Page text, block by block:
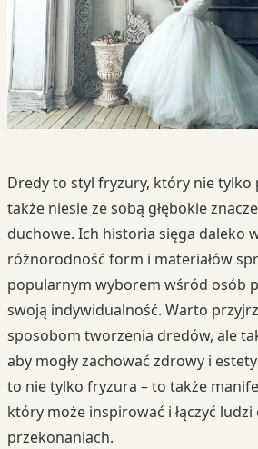
Dredy to styl fryzury, który nie tylko
także niesie ze sobą głębokie
duchowe. Ich historia sięga daleko
różnorodność form i materiałów
popularnym wyborem wśród osób
swoją indywidualność. Warto
sposobom tworzenia dredów, ale
aby mogły zachować zdrowy i
to nie tylko fryzura – to także
który może inspirować i łączyć
przekonaniach.